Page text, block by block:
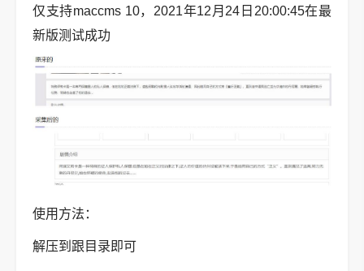
仅支持maccms 10，2021年12月24日20:00:45在最
新版测试成功
使用方法：
解压到跟目录即可